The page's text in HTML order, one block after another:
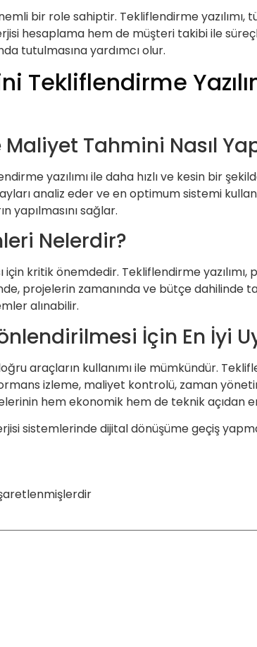
bir role sahiptir. Tekliflendirme yazılımı,
hesaplama hem de müşteri takibi ile
tutulmasına yardımcı olur.
Tahmini Nasıl
yazılımı ile daha hızlı ve kesin bir
analiz eder ve en optimum sistemi
yapılmasını sağlar.
Nelerdir?
kritik önemdedir. Tekliflendirme
projelerin zamanında ve bütçe dahilinde
alınabilir.
İçin En İyi
araçların kullanımı ile mümkündür.
izleme, maliyet kontrolü, zaman
hem ekonomik hem de teknik
sistemlerinde dijital dönüşüme geçiş